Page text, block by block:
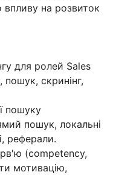
впливу на розвиток
для ролей Sales
пошук, скринінг,
пошуку
пошук, локальні
реферали.
(competency,
мотивацію,